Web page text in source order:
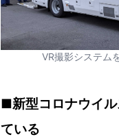
VR撮影システム
■新型コロナウイル
ている